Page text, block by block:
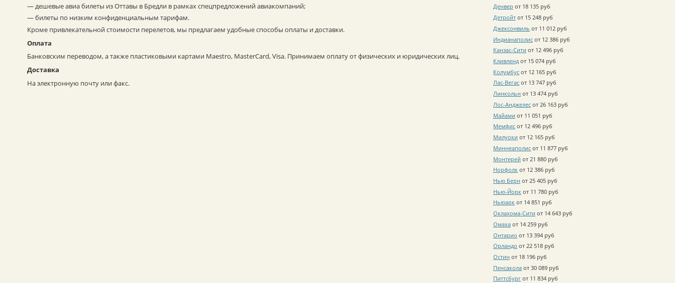
— дешевые авиа билеты из Оттавы в Бредли в рамках спецпредложений авиакомпаний;
— билеты по низким конфиденциальным тарифам.
Кроме привлекательной стоимости перелетов, мы предлагаем удобные способы оплаты и доставки.
Оплата
Банковским переводом, а также пластиковыми картами Maestro, MasterCard, Visa. Принимаем оплату от физических и юридических лиц.
Доставка
На электронную почту или факс.
Денвер от 18 135 руб
Детройт от 15 248 руб
Джексонвиль от 11 012 руб
Индианаполис от 12 386 руб
Канзас-Сити от 12 496 руб
Кливленд от 15 074 руб
Колумбус от 12 165 руб
Лас-Вегас от 13 747 руб
Линкольн от 13 474 руб
Лос-Анджелес от 26 163 руб
Майами от 11 051 руб
Мемфис от 12 496 руб
Милуоки от 12 165 руб
Миннеаполис от 11 877 руб
Монтерей от 21 880 руб
Норфолк от 12 386 руб
Нью Берн от 25 405 руб
Нью-Йорк от 11 780 руб
Ньюарк от 14 851 руб
Оклахома-Сити от 14 643 руб
Омаха от 14 259 руб
Онтарио от 13 394 руб
Орландо от 22 518 руб
Остин от 18 196 руб
Пенсакола от 30 089 руб
Питтсбург от 11 834 руб